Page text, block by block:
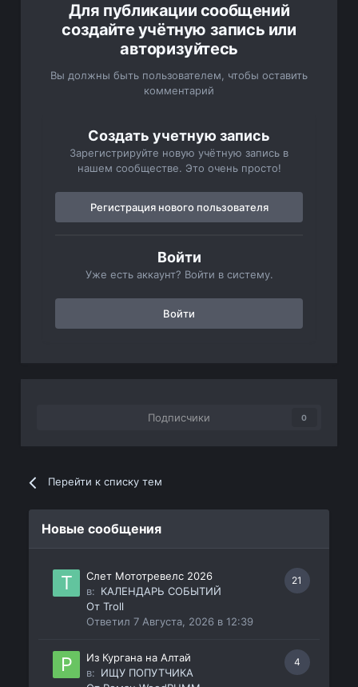
Для публикации сообщений
создайте учётную запись или
авторизуйтесь
Вы должны быть пользователем, чтобы оставить
комментарий
Создать учетную запись
Зарегистрируйте новую учётную запись в
нашем сообществе. Это очень просто!
Регистрация нового пользователя
Войти
Уже есть аккаунт? Войти в систему.
Войти
Подписчики 0
Перейти к списку тем
Новые сообщения
21
Слет Мототревелс 2026
в: КАЛЕНДАРЬ СОБЫТИЙ
ОтTroll
Ответил7 Августа, 2026 в 12:39
4
Из Кургана на Алтай
в: ИЩУ ПОПУТЧИКА